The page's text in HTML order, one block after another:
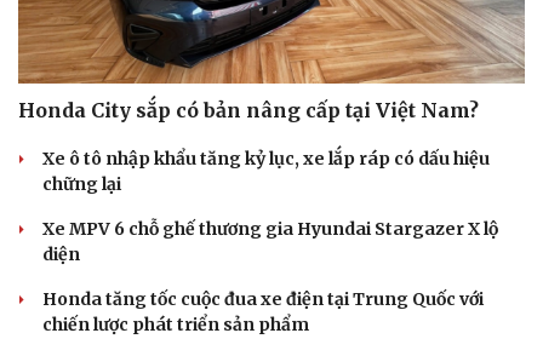
Thể thao
Ô tô - Xe máy
Honda City sắp có bản nâng cấp tại Việt Nam?
Xe ô tô nhập khẩu tăng kỷ lục, xe lắp ráp có dấu hiệu
chững lại
Xe MPV 6 chỗ ghế thương gia Hyundai Stargazer X lộ
diện
Honda tăng tốc cuộc đua xe điện tại Trung Quốc với
chiến lược phát triển sản phẩm